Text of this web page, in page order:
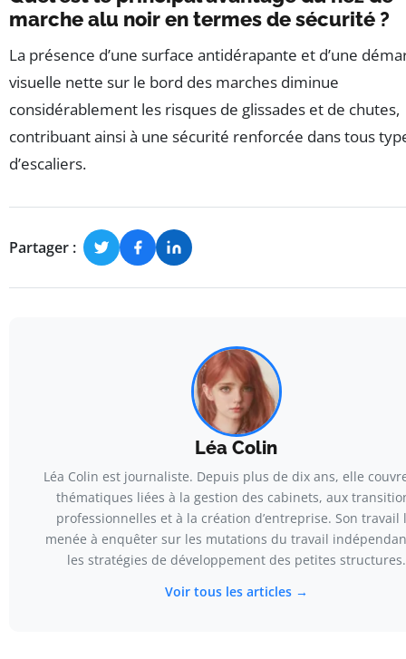
marche alu noir en termes de sécurité ?
La présence d’une surface antidérapante et d’une
visuelle nette sur le bord des marches diminue
considérablement les risques de glissades et de chutes,
contribuant ainsi à une sécurité renforcée dans tous
d’escaliers.
Partager :
Léa Colin
Léa Colin est journaliste. Depuis plus de dix ans, elle
thématiques liées à la gestion des cabinets, aux
professionnelles et à la création d’entreprise. Son travail
menée à enquêter sur les mutations du travail
les stratégies de développement des petites structures.
Voir tous les articles →